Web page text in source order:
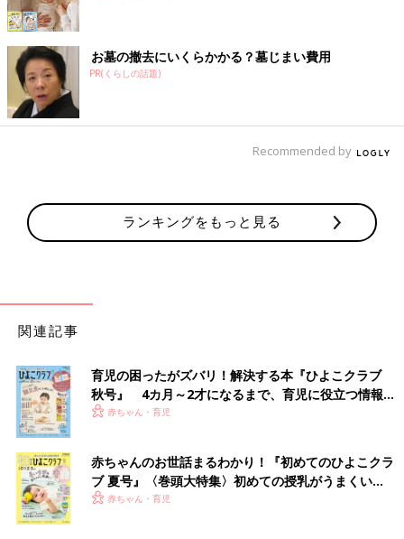
お墓の撤去にいくらかかる？墓じまい費用
PR(くらしの話題)
Recommended by
ランキングをもっと見る
関連記事
育児の困ったがズバリ！解決する本『ひよこクラブ
秋号』 4カ月～2才になるまで、育児に役立つ情報が
いっぱい！
赤ちゃん・育児
赤ちゃんのお世話まるわかり！『初めてのひよこクラ
ブ 夏号』〈巻頭大特集〉初めての授乳がうまくい
く！ おっぱい・ミルクの基本と夏のトラブル 解決テ
赤ちゃん・育児